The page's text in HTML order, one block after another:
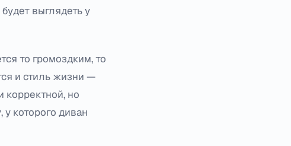
выглядеть у
то громоздким, то
и стиль жизни —
корректной, но
которого диван